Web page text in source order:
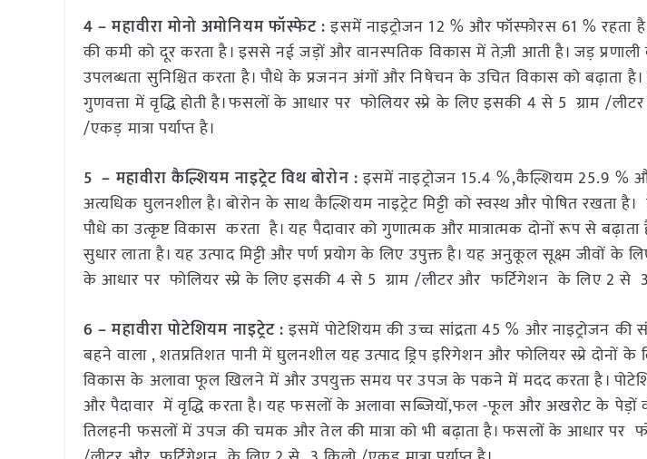
4 – महावीरा मोनो अमोनियम फॉस्फेट :इसमें नाइट्रोजन 12 % और फॉस्फोरस 61 % रहता
की कमी को दूर करता है। इससे नई जड़ों और वानस्पतिक विकास में तेज़ी आती है। जड़ प्रणाली
उपलब्धता सुनिश्चित करता है। पौधे के प्रजनन अंगों और निषेचन के उचित विकास को
गुणवत्ता में वृद्धि होती है।फसलों के आधार पर फोलियर स्प्रे के लिए इसकी 4 से 5 ग्राम /
/एकड़ मात्रा पर्याप्त है।
5 – महावीरा कैल्शियम नाइट्रेट विथ बोरोन :इसमें नाइट्रोजन 15.4 %,कैल्शियम 25.9 %
अत्यधिक घुलनशील है। बोरोन के साथ कैल्शियम नाइट्रेट मिट्टी को स्वस्थ और पोषित रखता है।
पौधे का उत्कृष्ट विकास करता है। यह पैदावार को गुणात्मक और मात्रात्मक दोनों रूप से
सुधार लाता है। यह उत्पाद मिट्टी और पर्ण प्रयोग के लिए उपुक्त है। यह अनुकूल सूक्ष्म जीवों के
के आधार पर फोलियर स्प्रे के लिए इसकी 4 से 5 ग्राम /लीटर और फर्टिगेशन के लिए 2 से 3
6 – महावीरा पोटेशियम नाइट्रेट :इसमें पोटेशियम की उच्च सांद्रता 45 % और नाइट्रोजन की
बहने वाला , शतप्रतिशत पानी में घुलनशील यह उत्पाद ड्रिप इरिगेशन और फोलियर स्प्रे दोनों
विकास के अलावा फूल खिलने में और उपयुक्त समय पर उपज के पकने में मदद करता है।
और पैदावार में वृद्धि करता है। यह फसलों के अलावा सब्जियों,फल -फूल और अखरोट के पेड़ों
तिलहनी फसलों में उपज की चमक और तेल की मात्रा को भी बढ़ाता है। फसलों के आधार पर